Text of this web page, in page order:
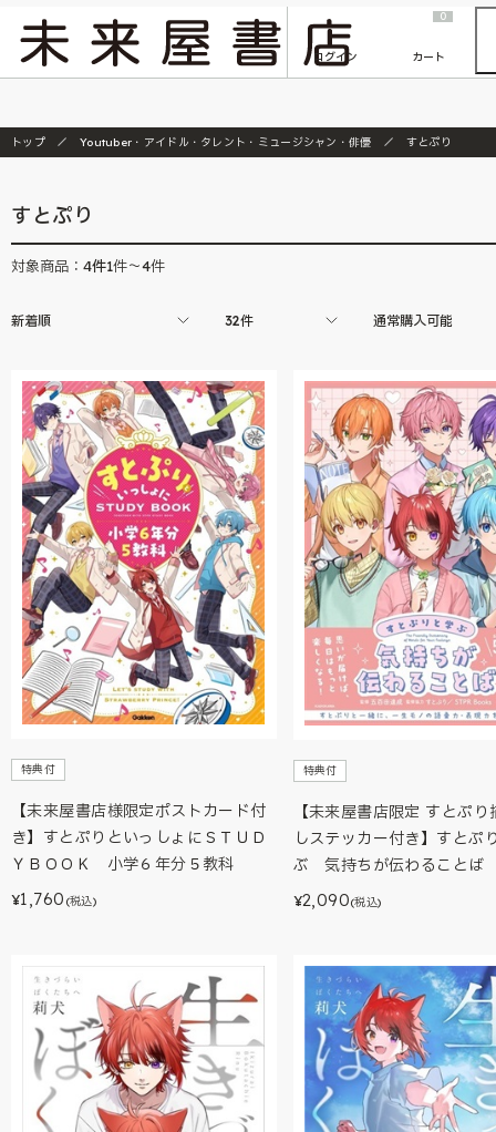
『ONE PIECE magazine 021 ONE PIECEカード付き同梱版』発売延期のご案内
ログイン
0
カート
トップ Youtuber・アイドル・タレント・ミュージシャン・俳優 すとぷり
すとぷり
対象商品： 4件1件～4件
新着順 32件 通常購入可能
特典付
【未来屋書店様限定ポストカード付
き】すとぷりといっしょにＳＴＵＤ
ＹＢＯＯＫ 小学６年分５教科
¥1,760 (税込)
特典付
【未来屋書店限定 すとぷ
しステッカー付き】すとぷ
ぶ 気持ちが伝わることば
¥2,090(税込)